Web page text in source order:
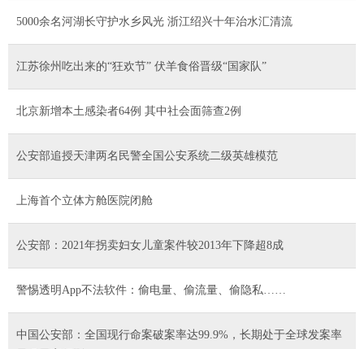
5000余名河湖长守护水乡风光 浙江绍兴十年治水汇清流
江苏徐州吃出来的“狂欢节” 伏羊食俗晋级“国家队”
北京新增本土感染者64例 其中社会面筛查2例
公安部追授天津两名民警全国公安系统二级英雄模范
上海首个立体方舱医院闭舱
公安部：2021年拐卖妇女儿童案件较2013年下降超8成
警惕透明App不法软件：偷电量、偷流量、偷隐私……
中国公安部：全国现行命案破案率达99.9%，长期处于全球发案率